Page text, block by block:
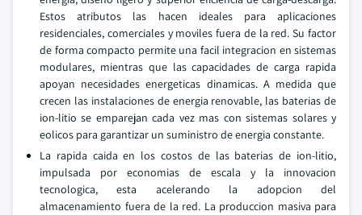
Estos atributos las hacen ideales para aplicaciones
residenciales, comerciales y moviles fuera de la red. Su factor
de forma compacto permite una facil integracion en sistemas
modulares, mientras que las capacidades de carga rapida
apoyan necesidades energeticas dinamicas. A medida que
crecen las instalaciones de energia renovable, las baterias de
ion-litio se emparejan cada vez mas con sistemas solares y
eolicos para garantizar un suministro de energia constante.
La rapida caida en los costos de las baterias de ion-litio,
impulsada por economias de escala y la innovacion
tecnologica, esta acelerando la adopcion del
almacenamiento fuera de la red. La produccion masiva para